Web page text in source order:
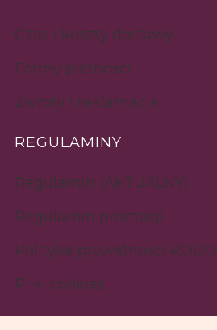
Czas i koszty dostawy
Formy płatności
Zwroty i reklamacje
REGULAMINY
Regulamin (AKTUALNY)
Regulamin promocji
Polityka prywatności RODO
Pliki cookies